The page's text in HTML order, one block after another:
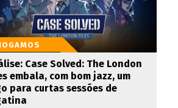
Case Solved: The London
embala, com bom jazz, um
para curtas sessões de